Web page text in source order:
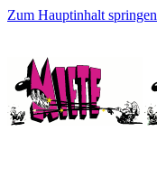
Zum Hauptinhalt springen